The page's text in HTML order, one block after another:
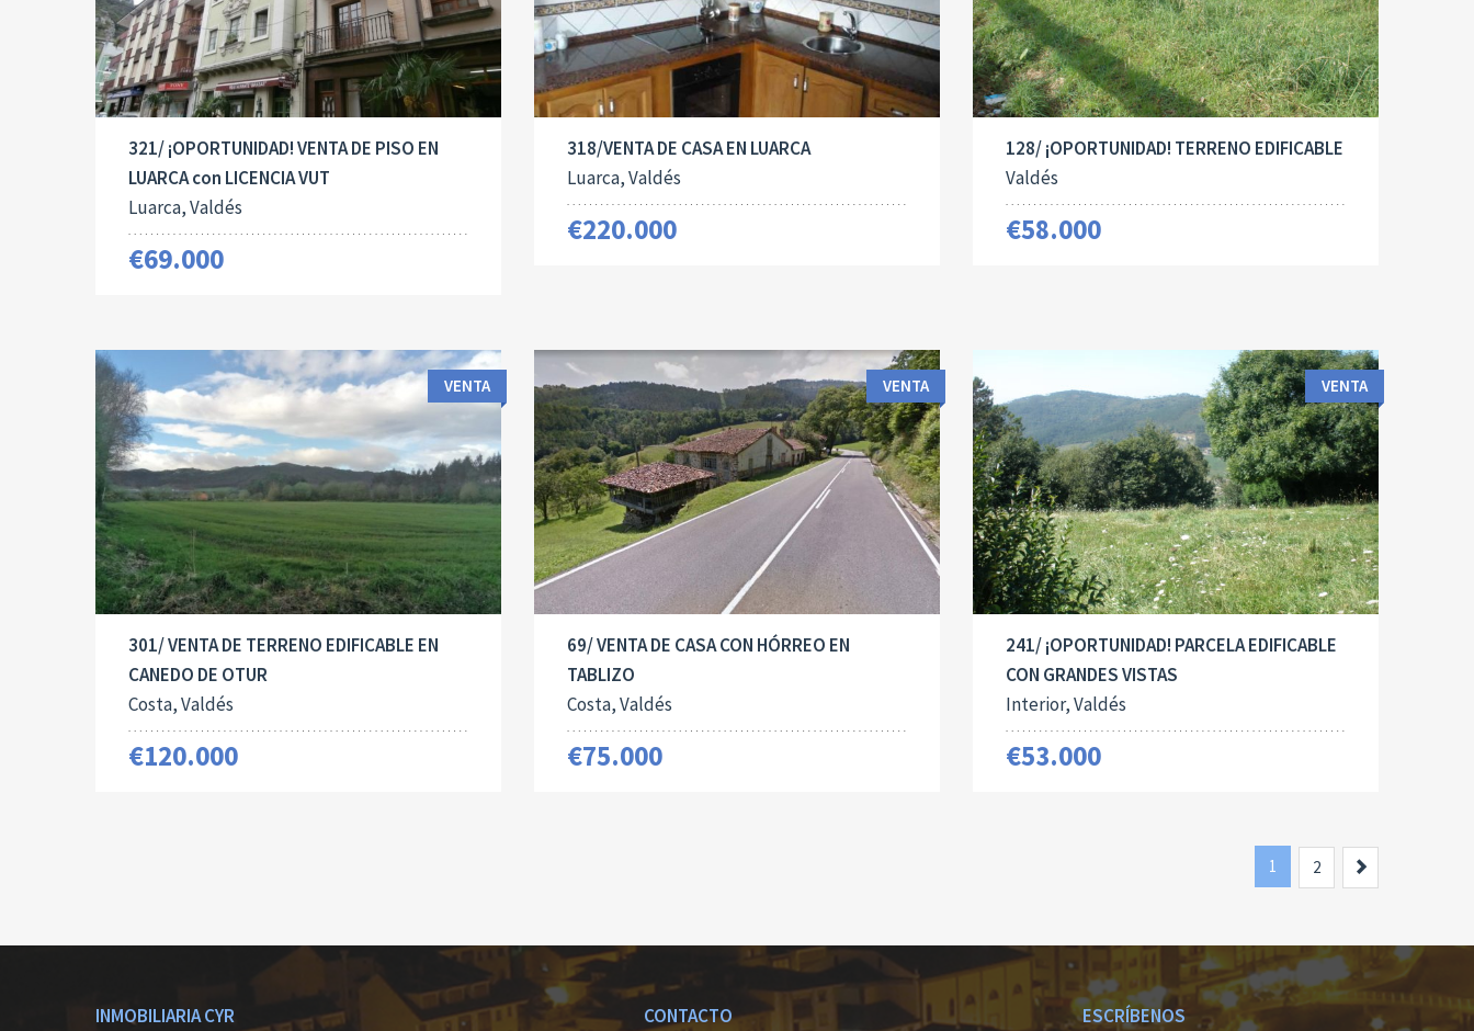
321/ ¡OPORTUNIDAD! VENTA DE PISO EN
LUARCA con LICENCIA VUT
Luarca, Valdés
€69.000
318/VENTA DE CASA EN LUARCA
Luarca, Valdés
€220.000
128/ ¡OPORTUNIDAD! TERRENO EDIFICABLE
Valdés
€58.000
VENTA
301/ VENTA DE TERRENO EDIFICABLE EN
CANEDO DE OTUR
Costa, Valdés
€120.000
VENTA
69/ VENTA DE CASA CON HÓRREO EN
TABLIZO
Costa, Valdés
€75.000
VENTA
241/ ¡OPORTUNIDAD! PARCELA EDIFICABLE
CON GRANDES VISTAS
Interior, Valdés
€53.000
1 2
INMOBILIARIA CYR CONTACTO ESCRÍBENOS